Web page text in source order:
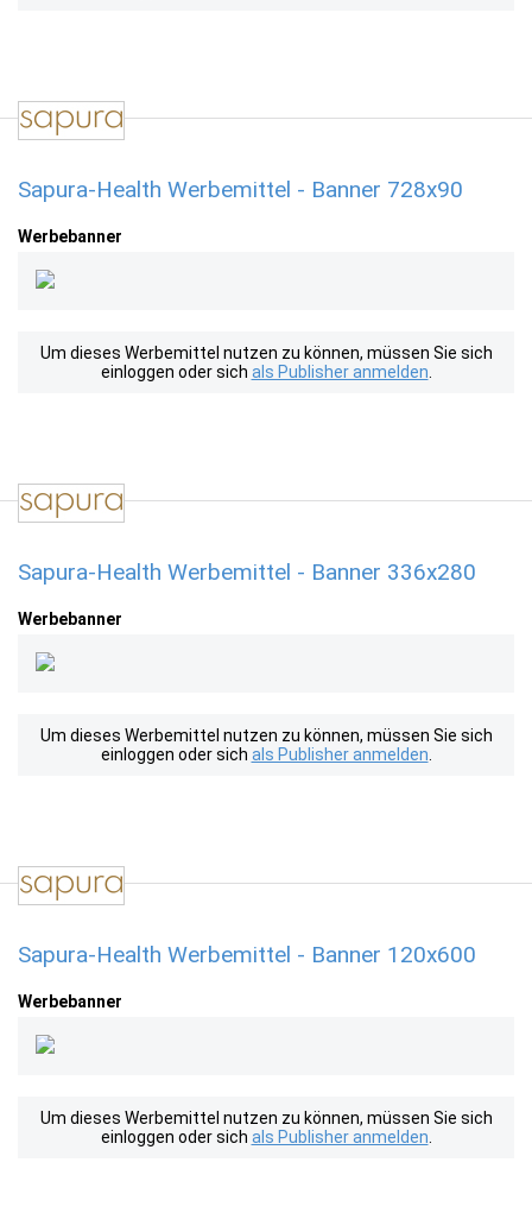
Sapura-Health Werbemittel - Banner 728x90
Werbebanner
Um dieses Werbemittel nutzen zu können, müssen Sie sich
einloggen oder sich als Publisher anmelden
Sapura-Health Werbemittel - Banner 336x280
Werbebanner
Um dieses Werbemittel nutzen zu können, müssen Sie sich
einloggen oder sich als Publisher anmelden
Sapura-Health Werbemittel - Banner 120x600
Werbebanner
Um dieses Werbemittel nutzen zu können, müssen Sie sich
einloggen oder sich als Publisher anmelden